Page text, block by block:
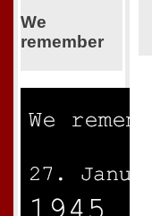
We
remember